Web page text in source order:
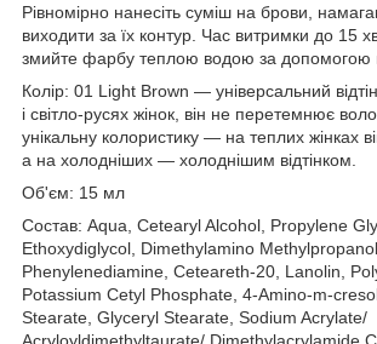
Рівномірно нанесіть суміш на брови,
виходити за їх контур. Час витримки до 15
змийте фарбу теплою водою за допомогою
Колір: 01 Light Brown — універсальний
і світло-русях жінок, він не перетемнює
унікальну колористику — на теплих жінках
а на холодніших — холоднішим відтінком.
Об'єм: 15 мл
Состав: Aqua, Cetearyl Alcohol, Propylene
Ethoxydiglycol, Dimethylamino
Phenylenediamine, Ceteareth-20, Lanolin,
Potassium Cetyl Phosphate, 4-Amino-m-
Stearate, Glyceryl Stearate, Sodium Acrylate/
Acryloyldimethyltaurate/ Dimethylacrylamide